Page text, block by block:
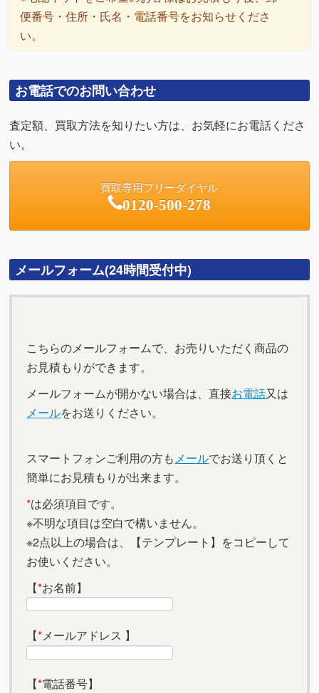
便番号・住所・氏名・電話番号をお知らせくださ
い。
お電話でのお問い合わせ
査定額、買取方法を知りたい方は、お気軽にお電話くださ
い。
買取専用フリーダイヤル
0120-500-278
メールフォーム(24時間受付中)
こちらのメールフォームで、お売りいただく商品の
お見積もりができます。
メールフォームが開かない場合は、直接お電話又は
メールをお送りください。
スマートフォンご利用の方もメールでお送り頂くと
簡単にお見積もりが出来ます。
*は必須項目です。
※不明な項目は空白で構いません。
※2点以上の場合は、【テンプレート】をコピーして
お使いください。
【*お名前】
【*メールアドレス 】
【*電話番号】